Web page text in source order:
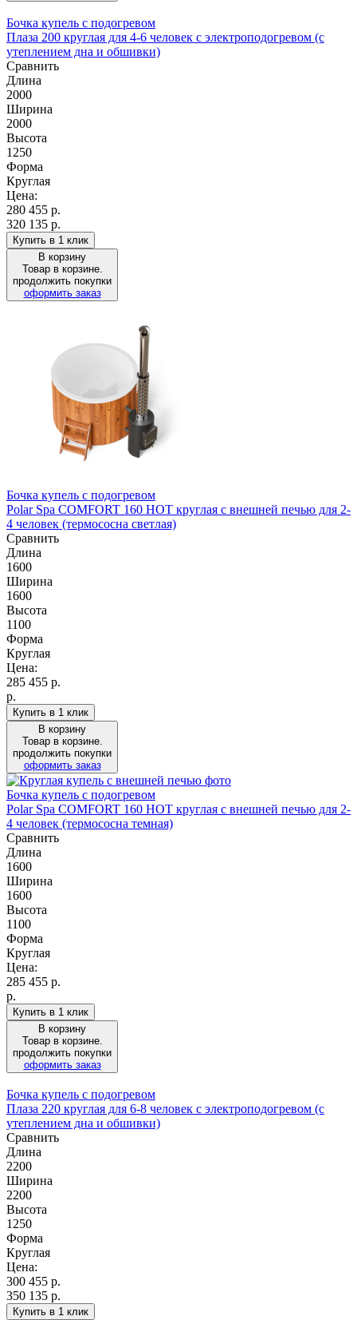
Бочка купель с подогревом
Плаза 200 круглая для 4-6 человек с электроподогревом (с
утеплением дна и обшивки)
Сравнить
Длина
2000
Ширина
2000
Высота
1250
Форма
Круглая
Цена:
280 455 р.
320 135 р.
Купить в 1 клик
В корзину
Товар в корзине.
продолжить покупки
оформить заказ
Бочка купель с подогревом
Polar Spa COMFORT 160 HOT круглая с внешней печью для 2-
4 человек (термососна светлая)
Сравнить
Длина
1600
Ширина
1600
Высота
1100
Форма
Круглая
Цена:
285 455 р.
р.
Купить в 1 клик
В корзину
Товар в корзине.
продолжить покупки
оформить заказ
Бочка купель с подогревом
Polar Spa COMFORT 160 HOT круглая с внешней печью для 2-
4 человек (термососна темная)
Сравнить
Длина
1600
Ширина
1600
Высота
1100
Форма
Круглая
Цена:
285 455 р.
р.
Купить в 1 клик
В корзину
Товар в корзине.
продолжить покупки
оформить заказ
Бочка купель с подогревом
Плаза 220 круглая для 6-8 человек с электроподогревом (с
утеплением дна и обшивки)
Сравнить
Длина
2200
Ширина
2200
Высота
1250
Форма
Круглая
Цена:
300 455 р.
350 135 р.
Купить в 1 клик